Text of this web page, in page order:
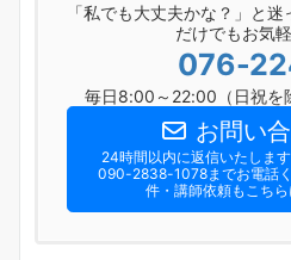
「私でも大丈夫かな？」と
だけでもお気
076-
毎日8:00～22:00（日祝を
お問い
24時間以内に返信いたしま
090-2838-1078までお電話
件・講師依頼もこちら